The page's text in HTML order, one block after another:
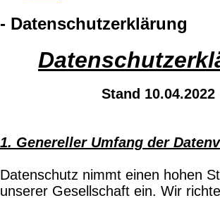
- Datenschutzerklärung
Stand 10.04.2022
1. Genereller Umfang der
Datenschutz nimmt einen hohen
unserer Gesellschaft ein. Wir